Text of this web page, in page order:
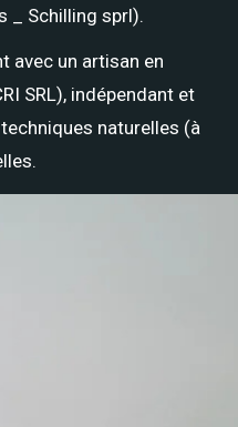
_ Schilling sprl).
avec un artisan en
SRL), indépendant et
naturelles (à